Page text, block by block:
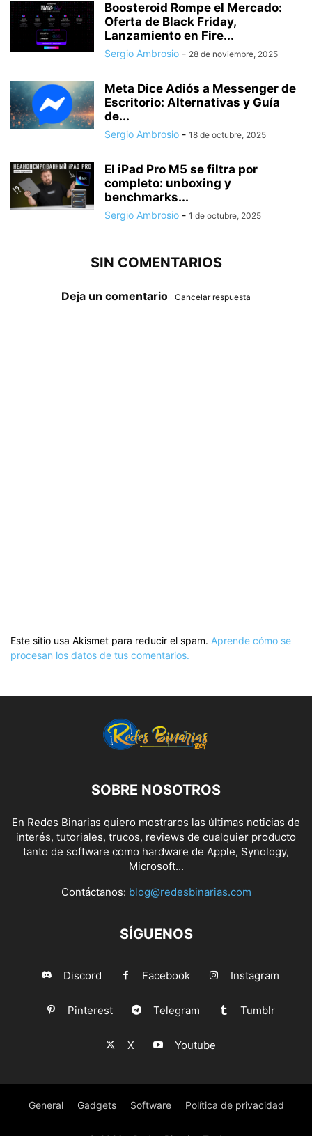
Boosteroid Rompe el Mercado:
Oferta de Black Friday,
Lanzamiento en Fire...
Sergio Ambrosio - 28 de noviembre, 2025
Meta Dice Adiós a Messenger de
Escritorio: Alternativas y Guía
de...
Sergio Ambrosio - 18 de octubre, 2025
El iPad Pro M5 se filtra por
completo: unboxing y
benchmarks...
Sergio Ambrosio - 1 de octubre, 2025
SIN COMENTARIOS
Deja un comentario Cancelar respuesta
Este sitio usa Akismet para reducir el spam. Aprende cómo se
procesan los datos de tus comentarios.
SOBRE NOSOTROS
En Redes Binarias quiero mostraros las últimas noticias de
interés, tutoriales, trucos, reviews de cualquier producto
tanto de software como hardware de Apple, Synology,
Microsoft...
Contáctanos: blog@redesbinarias.com
SÍGUENOS
Discord Facebook Instagram
Pinterest Telegram Tumblr
X Youtube
General Gadgets Software Política de privacidad